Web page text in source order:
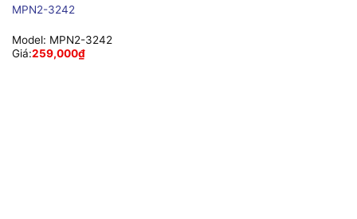
MPN2-3242
Model: MPN2-3242
Giá:259,000₫